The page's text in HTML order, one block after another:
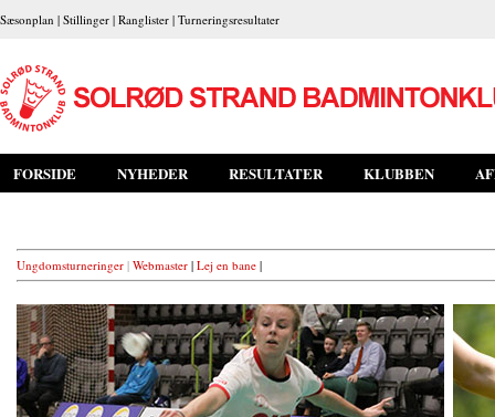
Sæsonplan | Stillinger | Ranglister | Turneringsresultater
FORSIDE NYHEDER RESULTATER KLUBBEN
Ungdomsturneringer | Webmaster | Lej en bane |